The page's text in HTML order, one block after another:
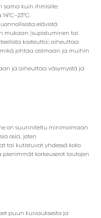
sama kuin ihmisille:
elävistä
mukaan (supistuminen tai
kosteutta) aiheuttaa
johtaa astmaan ja muihin
ja aiheuttaa väsymystä ja
on suunniteltu minimoimaan
osia, joten
tai kutistuvat yhdessä koko
pienimmät korkeuserot lautojen
puun kuivauksesta ja